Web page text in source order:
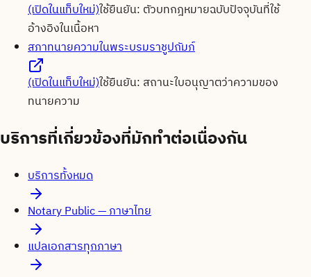
(เปิดในแท็บใหม่)ใช้ยืนยัน: ตัวบทกฎหมายฉบับปัจจุบันที่ใช้
อ้างอิงในเนื้อหา
สภาทนายความในพระบรมราชูปถัมภ์
(เปิดในแท็บใหม่)ใช้ยืนยัน: สถานะใบอนุญาตว่าความของ
ทนายความ
บริการที่เกี่ยวข้องที่มักทำต่อเนื่องกัน
บริการทั้งหมด
Notary Public — ภาษาไทย
แปลเอกสารทุกภาษา